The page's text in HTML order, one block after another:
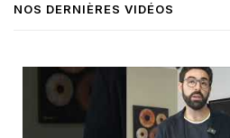
NOS DERNIÈRES VIDÉOS